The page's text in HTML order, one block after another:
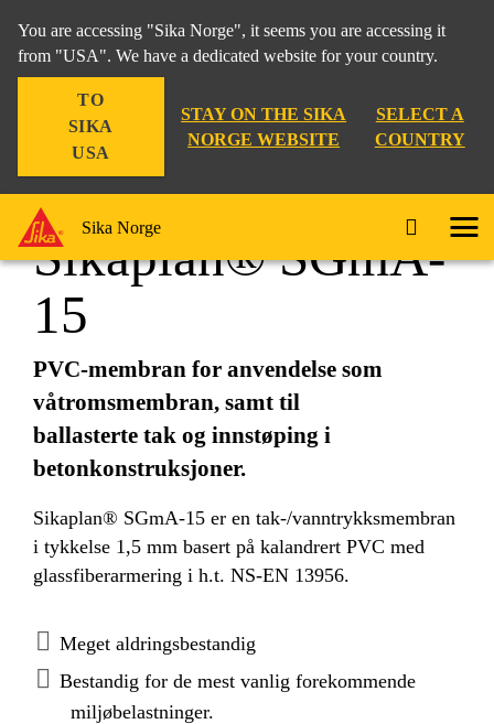
You are accessing "Sika Norge", it seems you are accessing it
from "USA". We have a dedicated website for your country.
TO
SIKA
USA
STAY ON THE SIKA
NORGE WEBSITE
SELECT A
COUNTRY
Sika Norge
Taksystemer innen membran, PVC og bitumen ...
Sikaplan® SGmA-
15
PVC-membran for anvendelse som
våtromsmembran, samt til
ballasterte tak og innstøping i
betonkonstruksjoner.
Sikaplan® SGmA-15 er en tak-/vanntrykksmembran
i tykkelse 1,5 mm basert på kalandrert PVC med
glassfiberarmering i h.t. NS-EN 13956.
Meget aldringsbestandig
Bestandig for de mest vanlig forekommende
miljøbelastninger.